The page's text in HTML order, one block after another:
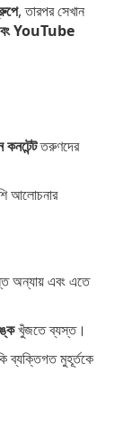
, তারপর সেখান
YouTube
তরুণদের
আলোচনার
অন্যায় এবং এতে
খুঁজতে ব্যস্ত।
ব্যক্তিগত মুহূর্তকে